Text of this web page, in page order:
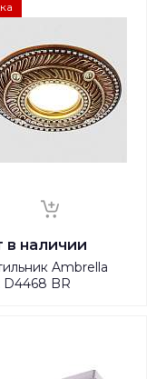
в наличии
Ambrella
D4468 BR